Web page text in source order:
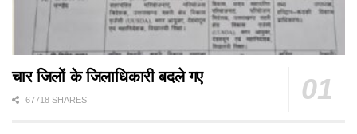
चार जिलों के जिलाधिकारी बदले गए
67718 SHARES